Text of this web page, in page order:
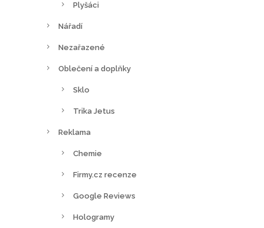
Plyšáci
Nářadí
Nezařazené
Oblečení a doplňky
Sklo
Trika Jetus
Reklama
Chemie
Firmy.cz recenze
Google Reviews
Hologramy